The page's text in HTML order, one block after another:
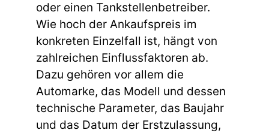
oder einen Tankstellenbetreiber.
Wie hoch der Ankaufspreis im
konkreten Einzelfall ist, hängt von
zahlreichen Einflussfaktoren ab.
Dazu gehören vor allem die
Automarke, das Modell und dessen
technische Parameter, das Baujahr
und das Datum der Erstzulassung,